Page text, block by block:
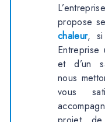
propose
chaleur, si
Entreprise
et d’un
nous
vous